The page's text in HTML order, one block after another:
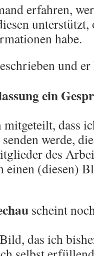
erfahren,
habe.
und er
ein
dass
werde,
des
einen (diesen)
scheint
das ich